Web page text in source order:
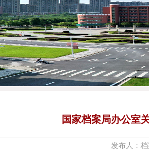
国家档案局办公室
发布人